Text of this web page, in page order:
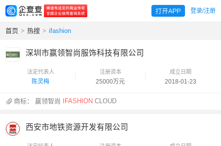
登录/注册
首页 > 热搜 > ifashion
深圳市赢领智尚服饰科技有限公司
法定代表人
陈灵梅
注册资本
25000万元
成立日期
2018-01-23
商标：赢领智尚 IFASHION CLOUD
西安市地铁资源开发有限公司